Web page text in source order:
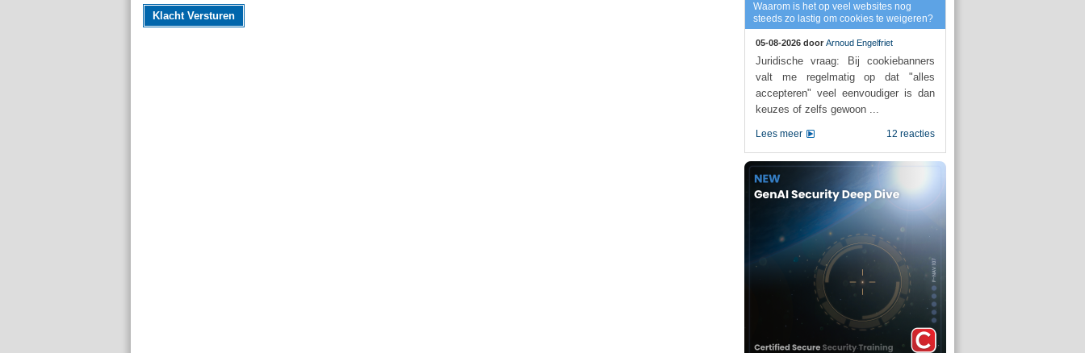
Klacht Versturen
Waarom is het op veel websites nog
steeds zo lastig om cookies te weigeren?
05-08-2026 door Arnoud Engelfriet
Juridische vraag: Bij cookiebanners
valt me regelmatig op dat "alles
accepteren" veel eenvoudiger is dan
keuzes of zelfs gewoon ...
12 reacties
Lees meer